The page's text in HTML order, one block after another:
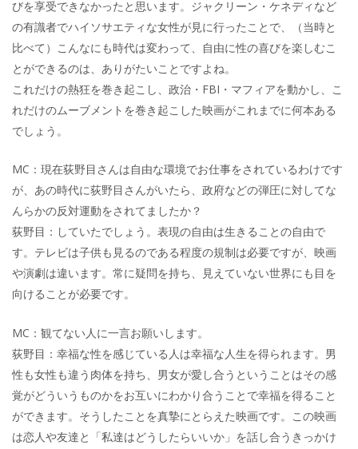
びを享受できなかったと思います。ジャクリーン・ケネディなど
の有識者でハイソサエティな女性が見に行ったことで、（当時と
比べて）こんなにも時代は変わって、自由に性の喜びを楽しむこ
とができるのは、ありがたいことですよね。
これだけの熱狂を巻き起こし、政治・FBI・マフィアを動かし、こ
れだけのムーブメントを巻き起こした映画がこれまでに何本ある
でしょう。
MC：現在荻野目さんは自由な環境でお仕事をされているわけです
が、あの時代に荻野目さんがいたら、政府などの弾圧に対してな
んらかの反対運動をされてましたか？
荻野目：していたでしょう。表現の自由は生きることの自由で
す。テレビは子供も見るのである程度の規制は必要ですが、映画
や演劇は違います。常に疑問を持ち、見えていない世界にも目を
向けることが必要です。
MC：観てない人に一言お願いします。
荻野目：幸福な性を感じている人は幸福な人生を得られます。男
性も女性も違う肉体を持ち、男女が愛し合うということはその感
覚がどういうものかをお互いにわかり合うことで幸福を得ること
ができます。そうしたことを真摯にとらえた映画です。この映画
は恋人や友達と「私達はどうしたらいいか」を話し合うきっかけ